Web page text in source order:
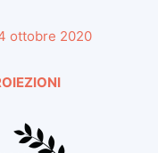
ottobre 2020